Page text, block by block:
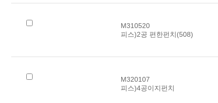
M310520
피스)2공 편한펀치(508)
M320107
피스)4공이지펀치